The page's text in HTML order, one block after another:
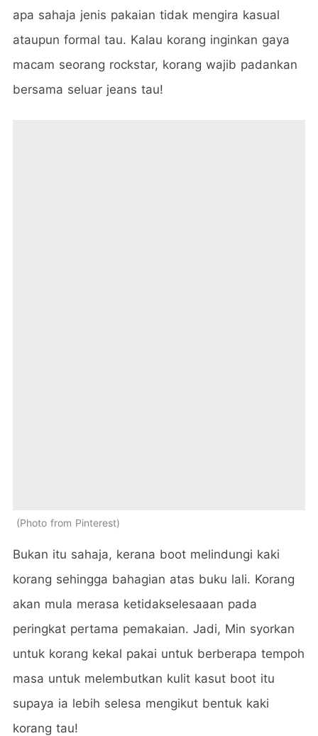
apa sahaja jenis pakaian tidak mengira kasual
ataupun formal tau. Kalau korang inginkan gaya
macam seorang rockstar, korang wajib padankan
bersama seluar jeans tau!
Photo from Pinterest
Bukan itu sahaja, kerana boot melindungi kaki
korang sehingga bahagian atas buku lali. Korang
akan mula merasa ketidakselesaaan pada
peringkat pertama pemakaian. Jadi, Min syorkan
untuk korang kekal pakai untuk berberapa tempoh
masa untuk melembutkan kulit kasut boot itu
supaya ia lebih selesa mengikut bentuk kaki
korang tau!